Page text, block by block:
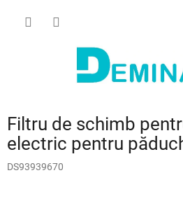
Filtru de schimb
electric pentru
DS93939670